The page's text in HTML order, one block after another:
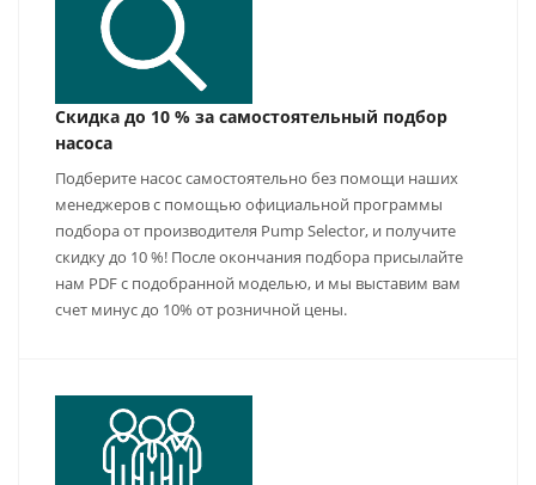
Скидка до 10 % за самостоятельный подбор
насоса
Подберите насос самостоятельно без помощи наших
менеджеров с помощью официальной программы
подбора от производителя Pump Selector, и получите
скидку до 10 %! После окончания подбора присылайте
нам PDF с подобранной моделью, и мы выставим вам
счет минус до 10% от розничной цены.